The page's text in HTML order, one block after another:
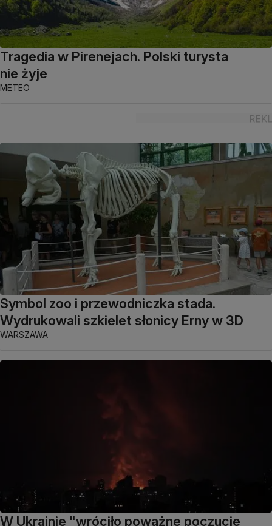
Tragedia w Pirenejach. Polski turysta
nie żyje
METEO
Symbol zoo i przewodniczka stada.
Wydrukowali szkielet słonicy Erny w 3D
WARSZAWA
W Ukrainie "wróciło poważne poczucie